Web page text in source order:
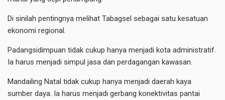
Di sinilah pentingnya melihat Tabagsel sebagai satu kesatuan
ekonomi regional.
Padangsidimpuan tidak cukup hanya menjadi kota administratif.
Ia harus menjadi simpul jasa dan perdagangan kawasan.
Mandailing Natal tidak cukup hanya menjadi daerah kaya
sumber daya. Ia harus menjadi gerbang konektivitas pantai